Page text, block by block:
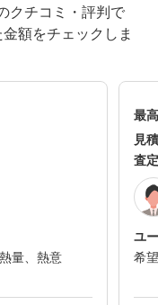
クチコミ・評判で
額をチェックしま
量、熱意
最
見
査
ユ
希